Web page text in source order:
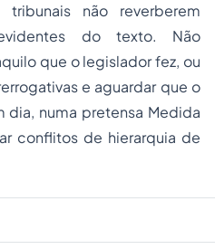
não reverberem
evidentes do texto. Não
que o legislador fez, ou
e aguardar que o
dia, numa pretensa Medida
conflitos de hierarquia de